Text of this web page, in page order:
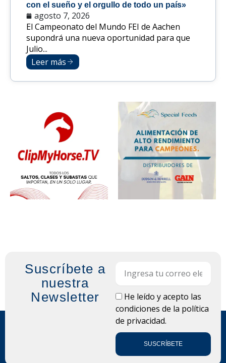
con el sueño y el orgullo de todo un país»
agosto 7, 2026
El Campeonato del Mundo FEI de Aachen
supondrá una nueva oportunidad para que
Julio...
Leer más
Suscríbete a
nuestra
Newsletter
LOPDHe leído y acepto las
condiciones de la política
de privacidad.
SUSCRÍBETE